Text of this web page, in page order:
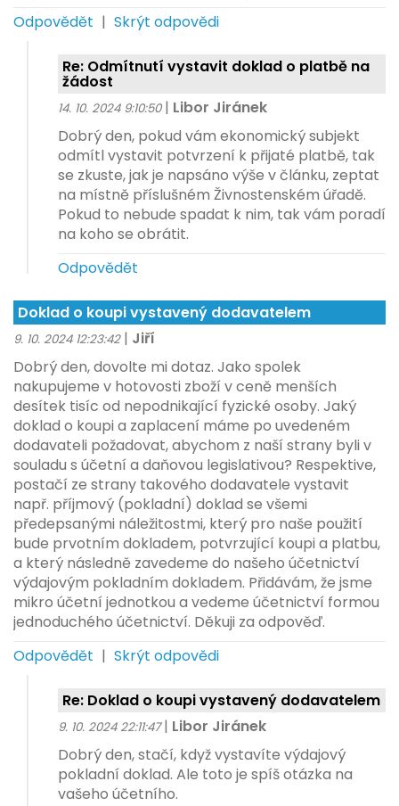
Odpovědět | Skrýt odpovědi
Re: Odmítnutí vystavit doklad o platbě na
žádost
14. 10. 2024 9:10:50 | Libor Jiránek
Dobrý den, pokud vám ekonomický subjekt
odmítl vystavit potvrzení k přijaté platbě, tak
se zkuste, jak je napsáno výše v článku, zeptat
na místně příslušném Živnostenském úřadě.
Pokud to nebude spadat k nim, tak vám poradí
na koho se obrátit.
Odpovědět
Doklad o koupi vystavený dodavatelem
9. 10. 2024 12:23:42 | Jiří
Dobrý den, dovolte mi dotaz. Jako spolek
nakupujeme v hotovosti zboží v ceně menších
desítek tisíc od nepodnikající fyzické osoby. Jaký
doklad o koupi a zaplacení máme po uvedeném
dodavateli požadovat, abychom z naší strany byli v
souladu s účetní a daňovou legislativou? Respektive,
postačí ze strany takového dodavatele vystavit
např. příjmový (pokladní) doklad se všemi
předepsanými náležitostmi, který pro naše použití
bude prvotním dokladem, potvrzující koupi a platbu,
a který následně zavedeme do našeho účetnictví
výdajovým pokladním dokladem. Přidávám, že jsme
mikro účetní jednotkou a vedeme účetnictví formou
jednoduchého účetnictví. Děkuji za odpověď.
Odpovědět | Skrýt odpovědi
Re: Doklad o koupi vystavený dodavatelem
9. 10. 2024 22:11:47 | Libor Jiránek
Dobrý den, stačí, když vystavíte výdajový
pokladní doklad. Ale toto je spíš otázka na
vašeho účetního.